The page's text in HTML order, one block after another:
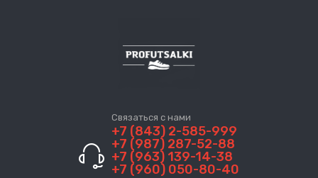
Связаться с нами
+7 (843) 2-585-999
+7 (987) 287-52-88
+7 (963) 139-14-38
+7 (960) 050-80-40